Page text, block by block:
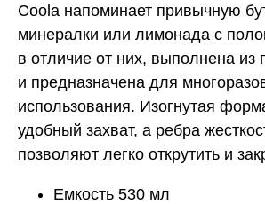
Coola напоминает привычную
минералки или лимонада с
в отличие от них, выполнена из
и предназначена для
использования. Изогнутая
удобный захват, а ребра
позволяют легко открутить и
Емкость 530 мл